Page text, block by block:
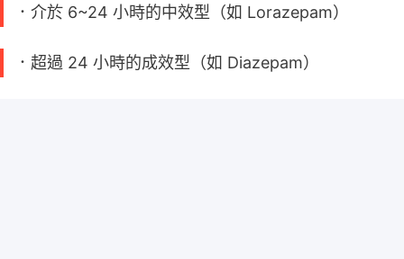
．介於 6~24 小時的中效型（如 Lorazepam）
．超過 24 小時的成效型（如 Diazepam）